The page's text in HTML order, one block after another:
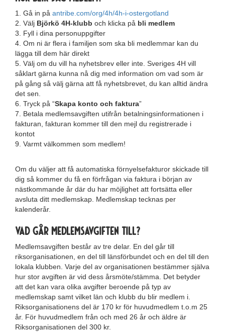
1. Gå in på antribe.com/org/4h/4h-i-ostergotland
2. Välj Björkö 4H-klubb och klicka på bli medlem
3. Fyll i dina personuppgifter
4. Om ni är flera i familjen som ska bli medlemmar kan du
lägga till dem här direkt
5. Välj om du vill ha nyhetsbrev eller inte. Sveriges 4H vill
såklart gärna kunna nå dig med information om vad som är
på gång så välj gärna att få nyhetsbrevet, du kan alltid ändra
det sen.
6. Tryck på “Skapa konto och faktura”
7. Betala medlemsavgiften utifrån betalningsinformationen i
fakturan, fakturan kommer till den mejl du registrerade i
kontot
9. Varmt välkommen som medlem!
Om du väljer att få automatiska förnyelsefakturor skickade till
dig så kommer du få en förfrågan via faktura i början av
nästkommande år där du har möjlighet att fortsätta eller
avsluta ditt medlemskap. Medlemskap tecknas per
kalenderår.
Vad går medlemsavgiften till?
Medlemsavgiften består av tre delar. En del går till
riksorganisationen, en del till länsförbundet och en del till den
lokala klubben. Varje del av organisationen bestämmer själva
hur stor avgiften är vid dess årsmöte/stämma. Det betyder
att det kan vara olika avgifter beroende på typ av
medlemskap samt vilket län och klubb du blir medlem i.
Riksorganisationens del är 170 kr för huvudmedlem t.o.m 25
år. För huvudmedlem från och med 26 år och äldre är
Riksorganisationen del 300 kr.